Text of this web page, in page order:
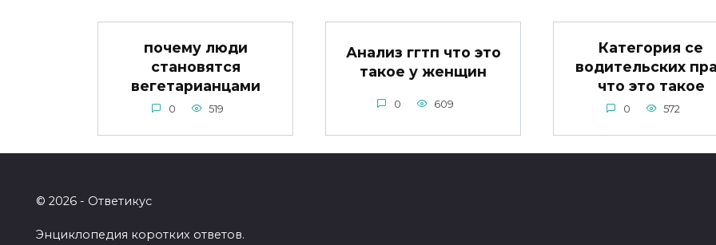
почему люди
становятся
вегетарианцами
0 519
Анализ ггтп что это
такое у женщин
0 609
Категория се
водительских
что это такое
0 572
© 2026 - Ответикус
Энциклопедия коротких ответов.